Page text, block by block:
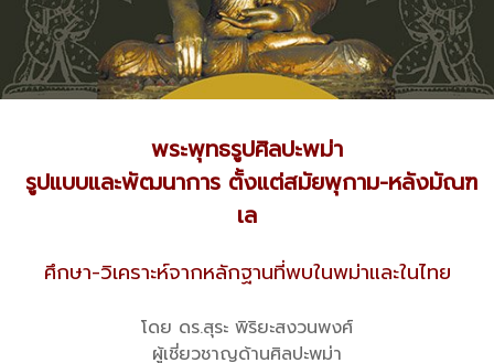
พระพุทธรูปศิลปะพม่า
รูปแบบและพัฒนาการ ตั้งแต่สมัยพุกาม-หลังมัณฑ
เล
ศึกษา-วิเคราะห์จากหลักฐานที่พบในพม่าและในไทย
โดย ดร.สุระ พิริยะสงวนพงศ์
ผู้เชี่ยวชาญด้านศิลปะพม่า